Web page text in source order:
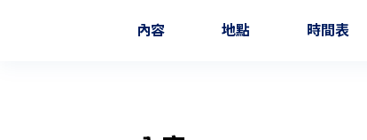
內容 地點 時間表